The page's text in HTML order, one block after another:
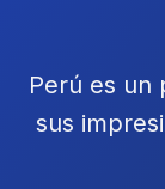
Perú es un
sus